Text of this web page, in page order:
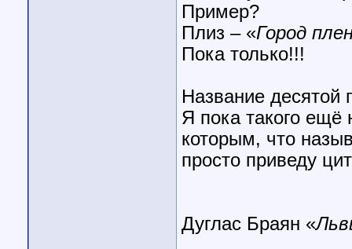
Пример?
Плиз – «Город
Пока только!!!
Название десятой
Я пока такого ещё
которым, что
просто приведу
Дуглас Браян «